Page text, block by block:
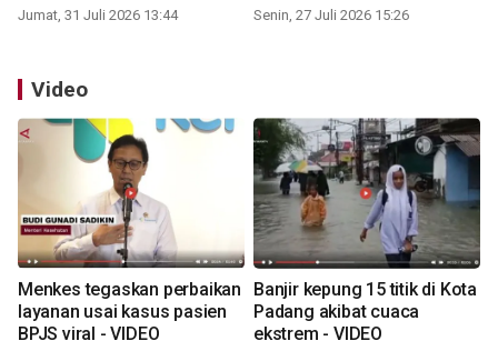
Jumat, 31 Juli 2026 13:44 Senin, 27 Juli 2026 15:26
Video
Menkes tegaskan perbaikan
layanan usai kasus pasien
BPJS viral - VIDEO
Banjir kepung 15 titik di Kota
Padang akibat cuaca
ekstrem - VIDEO